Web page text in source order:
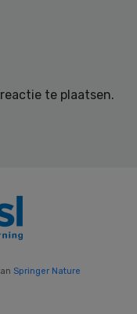
te plaatsen.
Springer Nature